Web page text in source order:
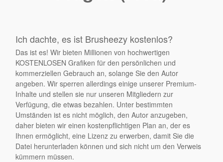
Ich dachte, es ist Brusheezy kostenlos?
Das ist es! Wir bieten Millionen von hochwertigen
KOSTENLOSEN Grafiken für den persönlichen und
kommerziellen Gebrauch an, solange Sie den Autor
angeben. Wir sperren allerdings einige unserer Premium-
Inhalte und stellen sie nur unseren Mitgliedern zur
Verfügung, die etwas bezahlen. Unter bestimmten
Umständen ist es nicht möglich, den Autor anzugeben,
daher bieten wir einen kostenpflichtigen Plan an, der es
Ihnen ermöglicht, eine Lizenz zu erwerben, damit Sie die
Datei herunterladen können und sich nicht um den Verweis
kümmern müssen.